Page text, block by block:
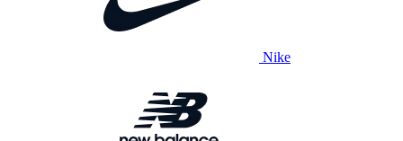
Nike